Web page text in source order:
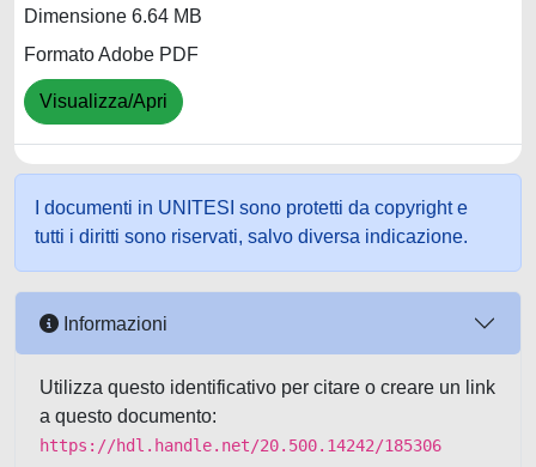
Dimensione 6.64 MB
Formato Adobe PDF
Visualizza/Apri
I documenti in UNITESI sono protetti da copyright e
tutti i diritti sono riservati, salvo diversa indicazione.
Informazioni
Utilizza questo identificativo per citare o creare un link
a questo documento:
https://hdl.handle.net/20.500.14242/185306